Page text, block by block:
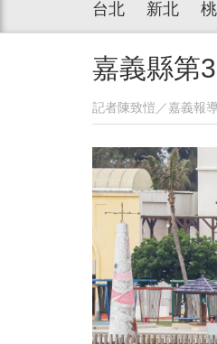
台北 新北
嘉義縣第
記者陳致愷／嘉義報導